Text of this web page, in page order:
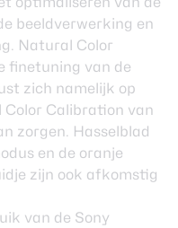
beeldverwerking en
Natural Color
finetuning van de
zich namelijk op
Calibration van
zorgen. Hasselblad
en de oranje
zijn ook afkomstig
van de Sony